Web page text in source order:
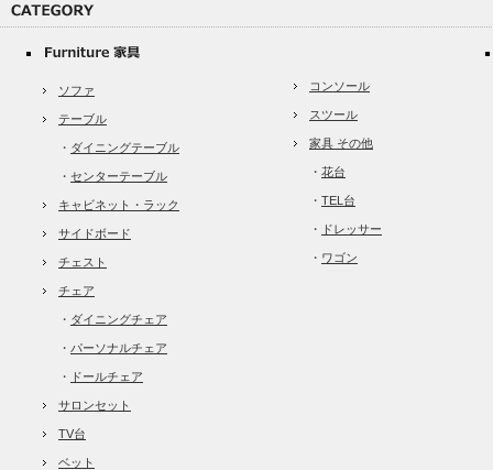
ソファ
テーブル
・ ダイニングテーブル
・ センターテーブル
キャビネット・ラック
サイドボード
チェスト
チェア
・ ダイニングチェア
・ パーソナルチェア
・ ドールチェア
サロンセット
TV台
ベット
コンソール
スツール
家具 その他
・ 花台
・ TEL台
・ ドレッサー
・ ワゴン